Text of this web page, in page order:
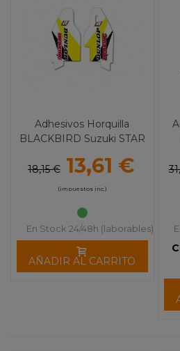
Adhesivos Horquilla
BLACKBIRD Suzuki STAR
18,15 € 13,61 €
(impuestos inc.)
En Stock 24/48h (laborables)
AÑADIR AL CARRITO